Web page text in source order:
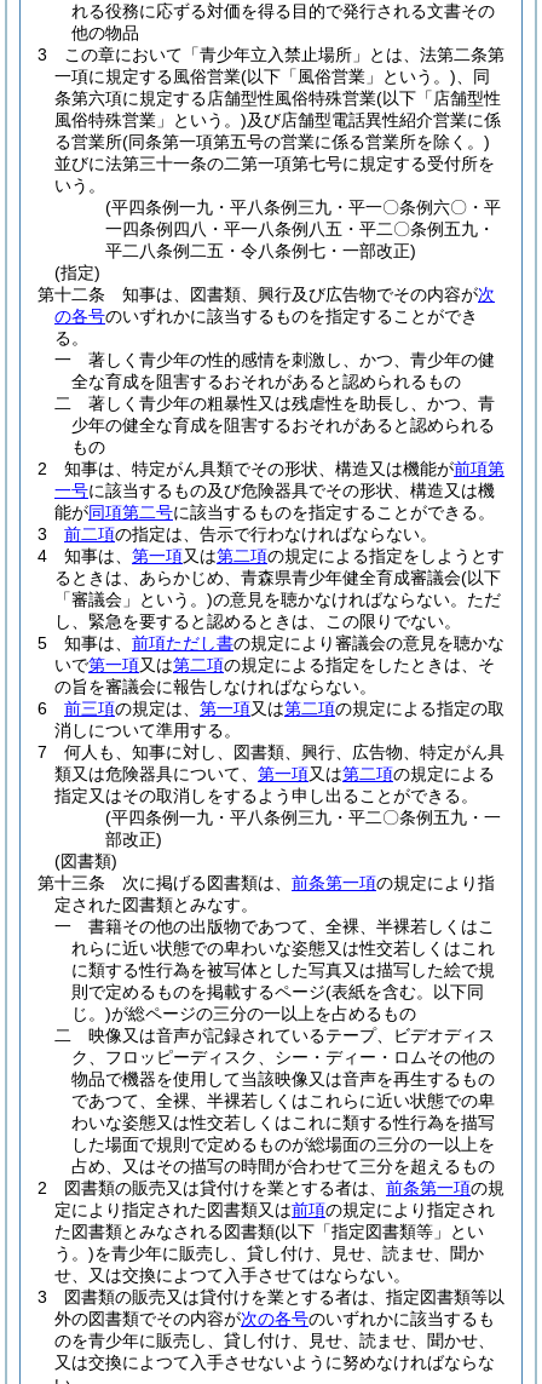
れる役務に応ずる対価を得る目的で発行される文書その
他の物品
3
この章において「青少年立入禁止場所」とは、法第二条第
一項に規定する風俗営業(以下「風俗営業」という。) 、同
条第六項に規定する店舗型性風俗特殊営業(以下「店舗型性
風俗特殊営業」という。)及び店舗型電話異性紹介営業に係
る営業所(同条第一項第五号の営業に係る営業所を除く。)
並びに法第三十一条の二第一項第七号に規定する受付所を
いう。
(平四条例一九・平八条例三九・平一〇条例六〇・平
一四条例四八・平一八条例八五・平二〇条例五九・
平二八条例二五・令八条例七・一部改正)
(指定)
第十二条
知事は、図書類、興行及び広告物でその内容が次
の各号のいずれかに該当するものを指定することができ
る。
一
著しく青少年の性的感情を刺激し、かつ、青少年の健
全な育成を阻害するおそれがあると認められるもの
二
著しく青少年の粗暴性又は残虐性を助長し、かつ、青
少年の健全な育成を阻害するおそれがあると認められる
もの
2
知事は、特定がん具類でその形状、構造又は機能が前項第
一号に該当するもの及び危険器具でその形状、構造又は機
能が同項第二号に該当するものを指定することができる。
3
前二項の指定は、告示で行わなければならない。
4
知事は、 第一項又は第二項の規定による指定をしようとす
るときは、あらかじめ、青森県青少年健全育成審議会(以下
「審議会」という。)の意見を聴かなければならない。 ただ
し、緊急を要すると認めるときは、この限りでない。
5
知事は、 前項ただし書の規定により審議会の意見を聴かな
いで第一項又は第二項の規定による指定をしたときは、そ
の旨を審議会に報告しなければならない。
6
前三項の規定は、 第一項又は第二項の規定による指定の取
消しについて準用する。
7
何人も、知事に対し、図書類、興行、広告物、特定がん具
類又は危険器具について、 第一項又は第二項の規定による
指定又はその取消しをするよう申し出ることができる。
(平四条例一九・平八条例三九・平二〇条例五九・一
部改正)
(図書類)
第十三条
次に掲げる図書類は、 前条第一項の規定により指
定された図書類とみなす。
一
書籍その他の出版物であつて、全裸、半裸若しくはこ
れらに近い状態での卑わいな姿態又は性交若しくはこれ
に類する性行為を被写体とした写真又は描写した絵で規
則で定めるものを掲載するページ(表紙を含む。以下同
じ。)が総ページの三分の一以上を占めるもの
二
映像又は音声が記録されているテープ、ビデオディス
ク、フロッピーディスク、シー・ディー・ロムその他の
物品で機器を使用して当該映像又は音声を再生するもの
であつて、全裸、半裸若しくはこれらに近い状態での卑
わいな姿態又は性交若しくはこれに類する性行為を描写
した場面で規則で定めるものが総場面の三分の一以上を
占め、又はその描写の時間が合わせて三分を超えるもの
2
図書類の販売又は貸付けを業とする者は、 前条第一項の規
定により指定された図書類又は前項の規定により指定され
た図書類とみなされる図書類(以下「指定図書類等」とい
う。)を青少年に販売し、貸し付け、見せ、読ませ、聞か
せ、又は交換によつて入手させてはならない。
3
図書類の販売又は貸付けを業とする者は、指定図書類等以
外の図書類でその内容が次の各号のいずれかに該当するも
のを青少年に販売し、貸し付け、見せ、読ませ、聞かせ、
又は交換によつて入手させないように努めなければならな